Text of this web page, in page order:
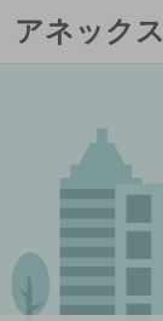
アネック